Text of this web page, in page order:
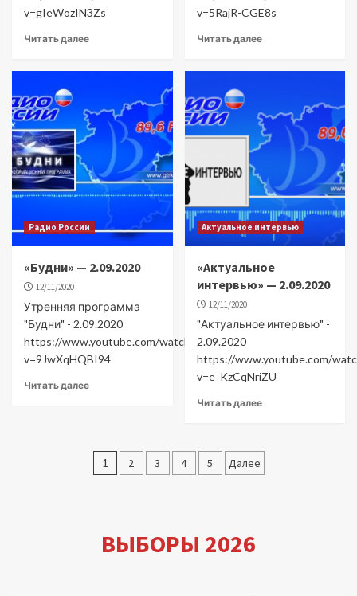
v=gIeWozIN3Zs
Читать далее
v=5RajR-CGE8s
Читать далее
Радио России
«Будни» — 2.09.2020
12/11/2020
Утренняя программа
"Будни" - 2.09.2020
https://www.youtube.com/watch?
v=9JwXqHQBI94
Читать далее
Актуальное интервью
«Актуальное
интервью» — 2.09.2020
12/11/2020
"Актуальное интервью" -
2.09.2020
https://www.youtube.com/
v=e_KzCqNriZU
Читать далее
Пагинация
1 2 3 4 5 Далее
ВЫБОРЫ 2026